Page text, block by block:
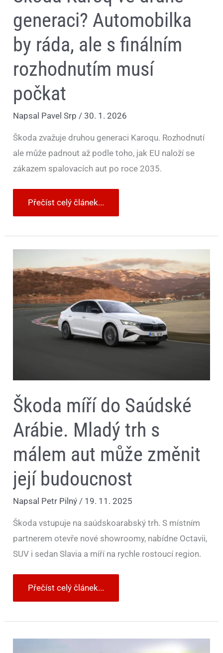
generaci? Automobilka
by ráda, ale s finálním
rozhodnutím musí
počkat
Napsal Pavel Srp /30. 1. 2026
Škoda zvažuje druhou generaci Karoqu. Rozhodnutí
ale může padnout až podle toho, jak EU naloží se
zákazem spalovacích aut po roce 2035.
Přečíst celý článek...
Škoda míří do Saúdské
Arábie. Mladý trh s
málem aut může změnit
její budoucnost
Napsal Petr Pilný / 19. 11. 2025
Škoda vstupuje na saúdskoarabský trh. S místním
partnerem otevře nové showroomy, nabídne Octavii,
SUV i sedan Slavia a míří na rychle rostoucí region.
Škoda
do
Saúdské
Arábie.
Mladý
trh
s
málem
Přečíst celý článek...
Fabia